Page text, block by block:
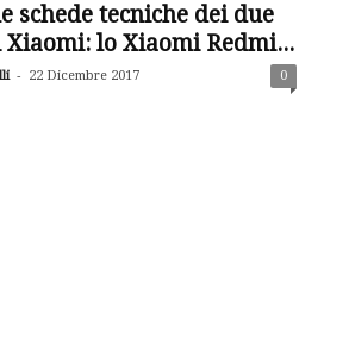
schede tecniche dei due
lo Xiaomi Redmi...
- 22 Dicembre 2017 0